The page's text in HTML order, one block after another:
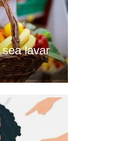
lavar